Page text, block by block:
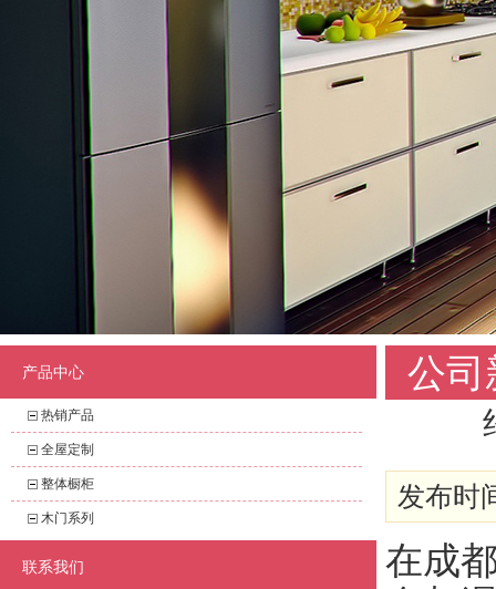
产品中心
热销产品
全屋定制
整体橱柜
木门系列
联系我们
公司
发布时
在成